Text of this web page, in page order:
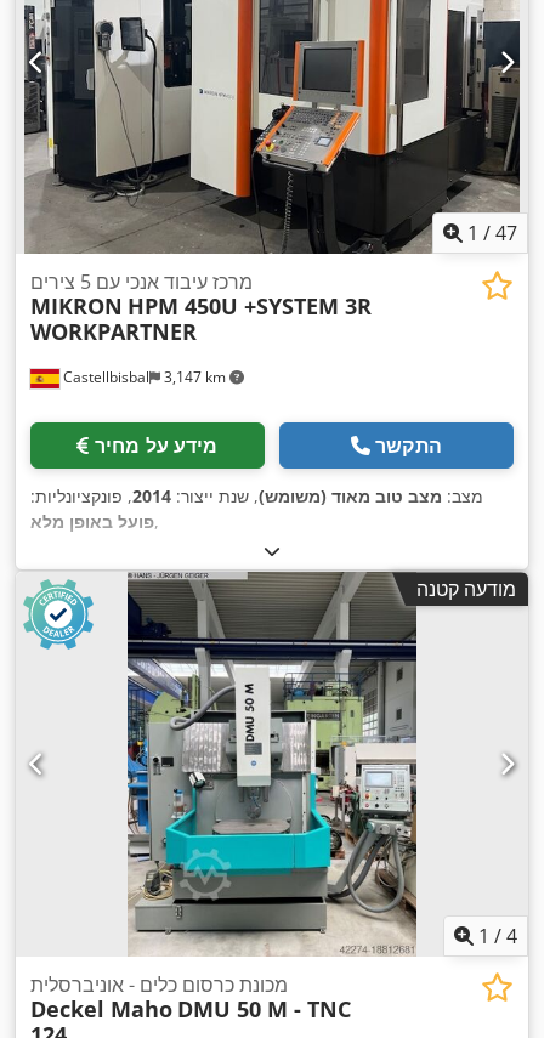
1 /47
Castellbisbal 3,147 km
מרכז עיבוד אנכי עם 5 צירים
MIKRON HPM 450U +SYSTEM 3R
WORKPARTNER
מידע על מחיר התקשר
מצב: מצב טוב מאוד (משומש), שנת ייצור: 2014, פונקציונליות:
פועל באופן מלא,
מודעה קטנה
1 /4
מכונת כרסום כלים - אוניברסלית
Deckel Maho DMU 50 M - TNC